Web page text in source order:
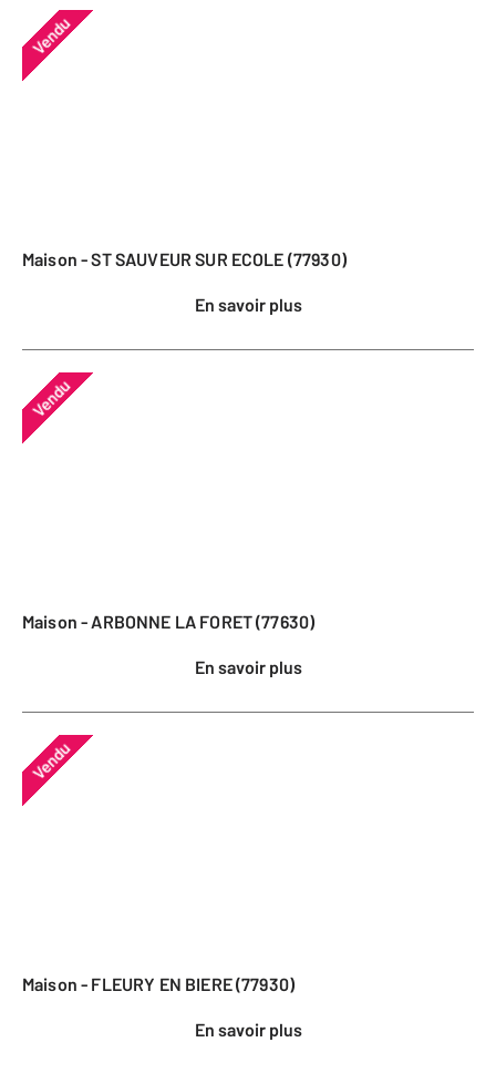
Vendu
Maison - ST SAUVEUR SUR ECOLE (77930)
En savoir plus
Vendu
Maison - ARBONNE LA FORET (77630)
En savoir plus
Vendu
Maison - FLEURY EN BIERE (77930)
En savoir plus